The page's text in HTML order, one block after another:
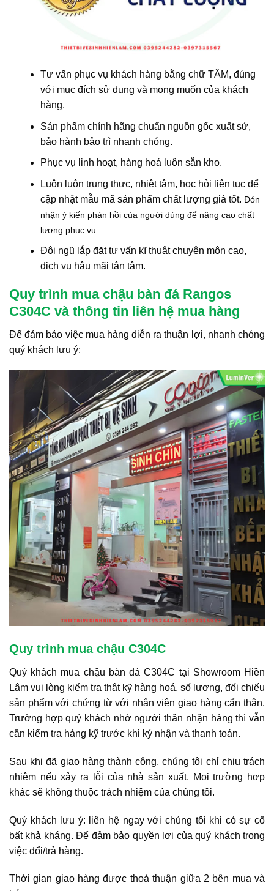
Tư vấn phục vụ khách hàng bằng chữ TÂM, đúng
với mục đích sử dụng và mong muốn của khách
hàng.
Sản phẩm chính hãng chuẩn nguồn gốc xuất sứ,
bảo hành bảo trì nhanh chóng.
Phục vụ linh hoạt, hàng hoá luôn sẵn kho.
Luôn luôn trung thực, nhiệt tâm, học hỏi liên tục để
cập nhật mẫu mã sản phẩm chất lượng giá tốt. Đón
nhận ý kiến phản hồi của người dùng để nâng cao chất
lượng phục vụ.
Đội ngũ lắp đặt tư vấn kĩ thuật chuyên môn cao,
dịch vụ hậu mãi tận tâm.
Quy trình mua chậu bàn đá Rangos
C304C và thông tin liên hệ mua hàng
Để đảm bảo việc mua hàng diễn ra thuận lợi, nhanh chóng
quý khách lưu ý:
Quy trình mua chậu C304C
Quý khách mua chậu bàn đá C304C tại Showroom Hiền
Lâm vui lòng kiểm tra thật kỹ hàng hoá, số lượng, đối chiếu
sản phẩm với chứng từ với nhân viên giao hàng cẩn thận.
Trường hợp quý khách nhờ người thân nhận hàng thì vẫn
cần kiểm tra hàng kỹ trước khi ký nhận và thanh toán.
Sau khi đã giao hàng thành công, chúng tôi chỉ chịu trách
nhiệm nếu xảy ra lỗi của nhà sản xuất. Mọi trường hợp
khác sẽ không thuộc trách nhiệm của chúng tôi.
Quý khách lưu ý: liên hệ ngay với chúng tôi khi có sự cố
bất khả kháng. Để đảm bảo quyền lợi của quý khách trong
việc đổi/trả hàng.
Thời gian giao hàng được thoả thuận giữa 2 bên mua và